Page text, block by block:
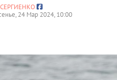
24 Мар 2024, 10:00